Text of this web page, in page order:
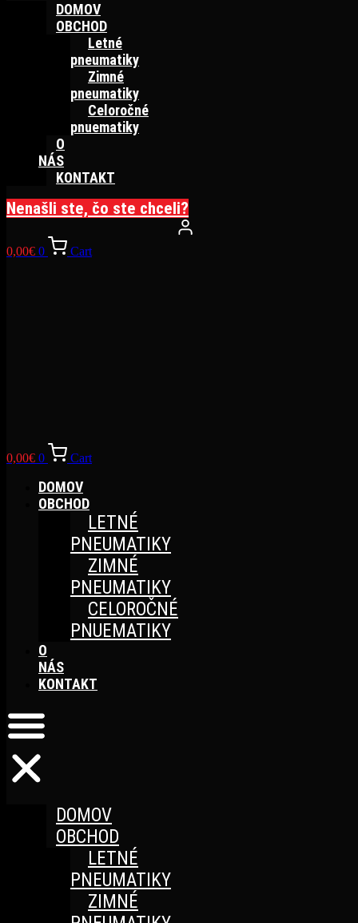
DOMOV
OBCHOD
Letné
pneumatiky
Zimné
pneumatiky
Celoročné
pnuematiky
O
NÁS
KONTAKT
Nenašli ste, čo ste chceli?
0,00€ 0 Cart
0,00€ 0 Cart
DOMOV
OBCHOD
LETNÉ
PNEUMATIKY
ZIMNÉ
PNEUMATIKY
CELOROČNÉ
PNUEMATIKY
O
NÁS
KONTAKT
DOMOV
OBCHOD
LETNÉ
PNEUMATIKY
ZIMNÉ